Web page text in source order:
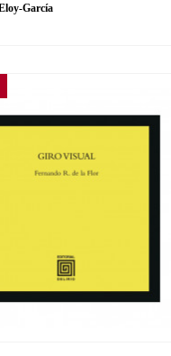
García